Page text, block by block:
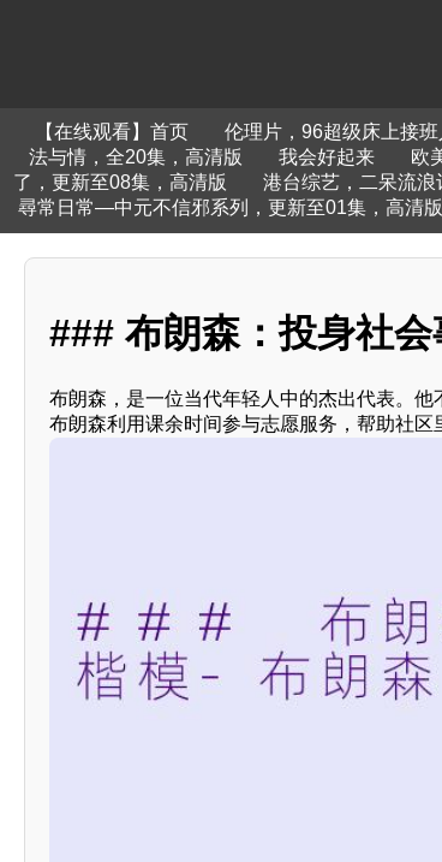
【在线观看】首页 伦理片，96超级床上接
法与情，全20集，高清版
我会好起来 欧
了，更新至08集，高清版
港台综艺，二呆流
尋常日常—中元不信邪系列，更新至01集，高清版
### 布朗森：投身社
布朗森，是一位当代年轻人中的杰出代表。
布朗森利用课余时间参与志愿服务，帮助社区